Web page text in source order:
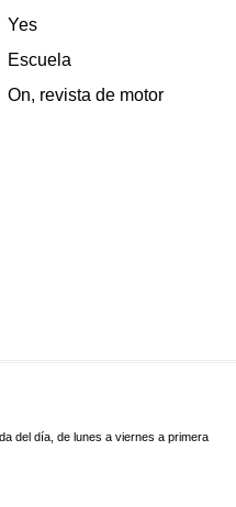
Yes
Escuela
On, revista de motor
del día, de lunes a viernes a primera